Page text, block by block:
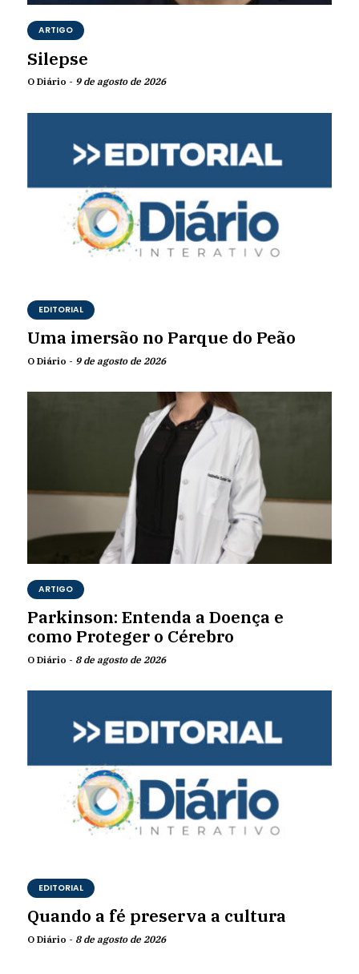
ARTIGO
Silepse
O Diário - 9 de agosto de 2026
EDITORIAL
Uma imersão no Parque do Peão
O Diário - 9 de agosto de 2026
ARTIGO
Parkinson: Entenda a Doença e
como Proteger o Cérebro
O Diário - 8 de agosto de 2026
EDITORIAL
Quando a fé preserva a cultura
O Diário - 8 de agosto de 2026